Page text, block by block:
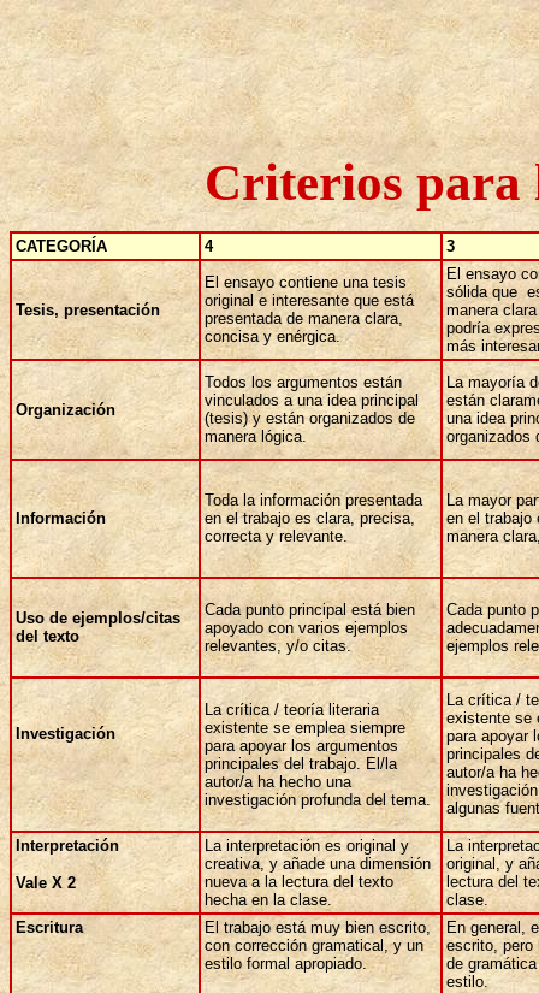
Criterios para
CATEGORÍA 4 3
Tesis, presentación
El ensayo contiene una tesis
original e interesante que está
presentada de manera clara,
concisa y enérgica.
El ensayo
sólida que
manera
podría
más
Organización
Todos los argumentos están
vinculados a una idea principal
(tesis) y están organizados de
manera lógica.
La mayoría
están
una idea
organizados
Información
Toda la información presentada
en el trabajo es clara, precisa,
correcta y relevante.
La mayor
en el trabajo
manera
Uso de ejemplos/citas
del texto
Cada punto principal está bien
apoyado con varios ejemplos
relevantes, y/o citas.
Cada punto
ejemplos
Investigación
La crítica / teoría literaria
existente se emplea siempre
para apoyar los argumentos
principales del trabajo. El/la
autor/a ha hecho una
investigación profunda del tema.
La crítica /
existente se
para apoyar
principales
autor/a ha
algunas
Interpretación
Vale X 2
La interpretación es original y
creativa, y añade una dimensión
nueva a la lectura del texto
hecha en la clase.
La
original, y
lectura del
clase.
Escritura
El trabajo está muy bien escrito,
con corrección gramatical, y un
estilo formal apropiado.
En general,
escrito, pero
de
estilo.